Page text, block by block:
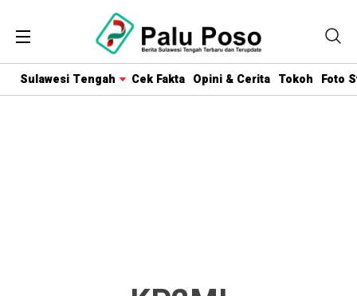
Sulawesi Tengah Cek Fakta Opini & Cerita Tokoh Foto